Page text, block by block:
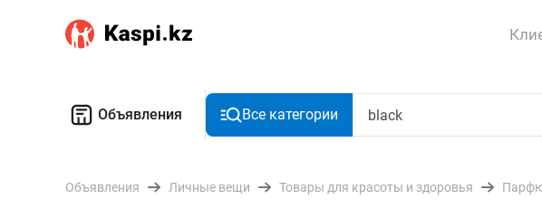
Объявления Все категории
Объявления Личные вещи Товары для красоты и здоровья